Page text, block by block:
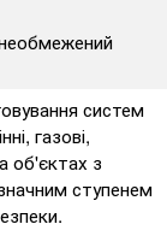
систем
газові,
об'єктах з
ступенем